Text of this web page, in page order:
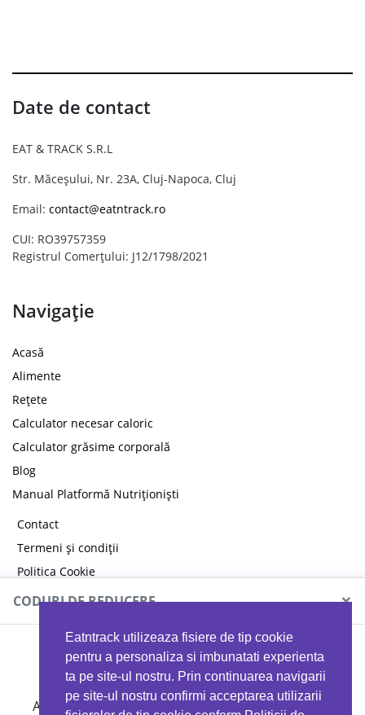
Eatntrack utilizeaza fisiere de tip cookie
pentru a personaliza si imbunatati experienta
ta pe site-ul nostru. Prin continuarea navigarii
pe site-ul nostru confirmi acceptarea utilizarii
Date de contact
EAT & TRACK S.R.L
Str. Măceșului, Nr. 23A, Cluj-Napoca, Cluj
Email: contact@eatntrack.ro
CUI: RO39757359
Registrul Comerțului: J12/1798/2021
Navigație
Acasă
Alimente
Rețete
Calculator necesar caloric
Calculator grăsime corporală
Blog
Manual Platformă Nutriționiști
Contact
Termeni și condiții
Politica Cookie
Politica de confidențialitate
CODURI DE REDUCERE ×
MYPROTEIN
Ai 40%reducere la orice comandă folosind codul